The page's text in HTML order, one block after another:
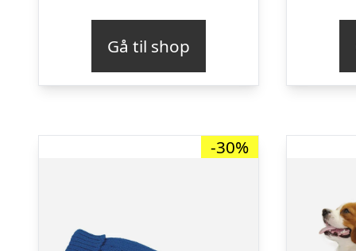
var:
kr. 299,00.kr. 119,00.
Gå til shop
-30%